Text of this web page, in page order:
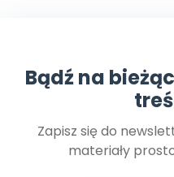
Bądź na
Zapisz się do
materiały